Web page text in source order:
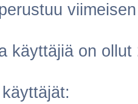
käyttäjiä on ollut